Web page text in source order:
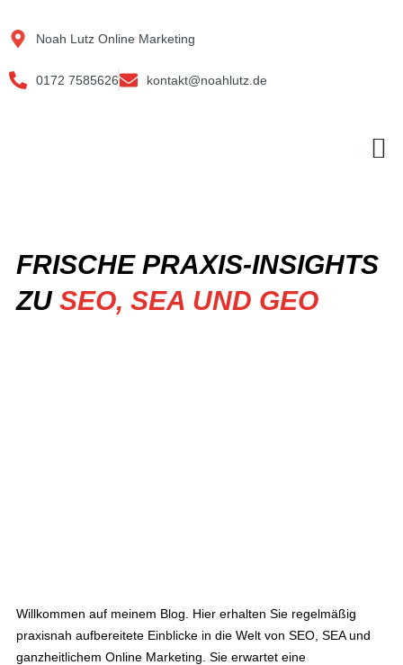
Inhalt
springen
Noah Lutz Online Marketing
0172 7585626 kontakt@noahlutz.de
FRISCHE PRAXIS-INSIGHTS
ZU SEO, SEA UND GEO
Willkommen auf meinem Blog. Hier erhalten Sie regelmäßig
praxisnah aufbereitete Einblicke in die Welt von SEO, SEA und
ganzheitlichem Online Marketing. Sie erwartet eine